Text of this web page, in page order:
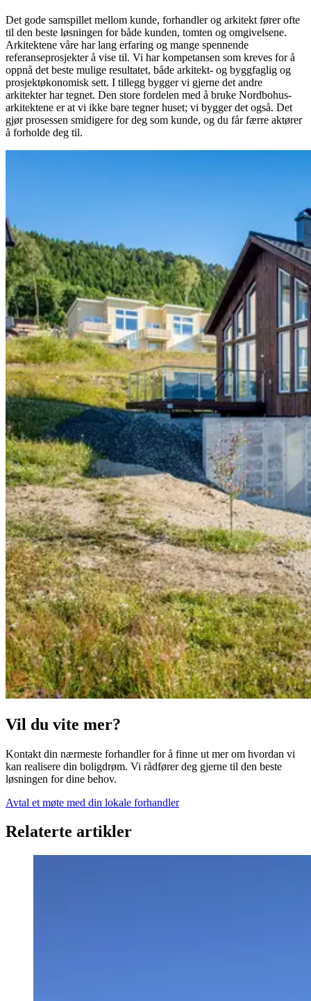
Det gode samspillet mellom kunde, forhandler og arkitekt fører ofte
til den beste løsningen for både kunden, tomten og omgivelsene.
Arkitektene våre har lang erfaring og mange spennende
referanseprosjekter å vise til. Vi har kompetansen som kreves for å
oppnå det beste mulige resultatet, både arkitekt- og byggfaglig og
prosjektøkonomisk sett. I tillegg bygger vi gjerne det andre
arkitekter har tegnet. Den store fordelen med å bruke Nordbohus-
arkitektene er at vi ikke bare tegner huset; vi bygger det også. Det
gjør prosessen smidigere for deg som kunde, og du får færre aktører
å forholde deg til.
Vil du vite mer?
Kontakt din nærmeste forhandler for å finne ut mer om hvordan vi
kan realisere din boligdrøm. Vi rådfører deg gjerne til den beste
løsningen for dine behov.
Avtal et møte med din lokale forhandler
Relaterte artikler